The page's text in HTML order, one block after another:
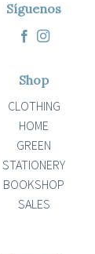
Síguenos
Shop
CLOTHING
HOME
GREEN
STATIONERY
BOOKSHOP
SALES